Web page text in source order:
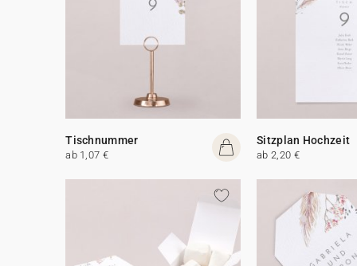
Tischnummer
ab 1,07 €
Sitzplan Hochzeit
ab 2,20 €